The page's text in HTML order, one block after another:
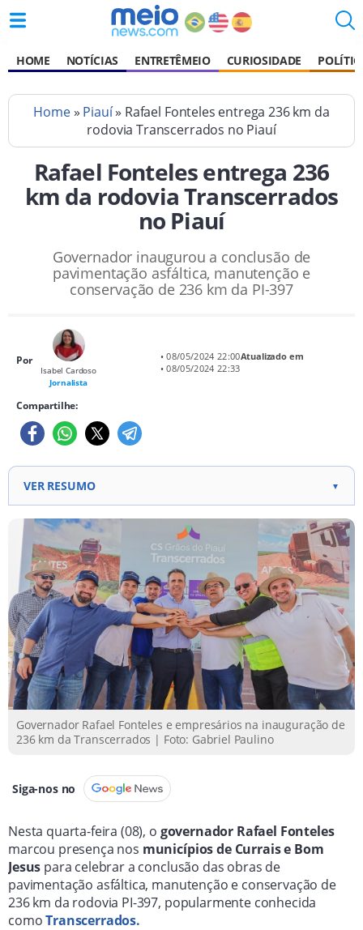
HOME NOTÍCIAS ENTRETÊMEIO CURIOSIDADE
Home» Piauí» Rafael Fonteles entrega 236 km da
rodovia Transcerrados no Piauí
Rafael Fonteles entrega 236
km da rodovia Transcerrados
no Piauí
Governador inaugurou a conclusão de
pavimentação asfáltica, manutenção e
conservação de 236 km da PI-397
Por
Isabel Cardoso
Jornalista
• 08/05/2024 22:00Atualizado em
• 08/05/2024 22:33
Compartilhe:
VER RESUMO ▼
Governador inaugura 236 km da Transcerrados
Obra passa por sete municípios Foram investidos
total de R$ 650.049.692,73,
Governador Rafael Fonteles e empresários na inauguração de
236 km da Transcerrados | Foto: Gabriel Paulino
Siga-nos no
Nesta quarta-feira (08), o governador Rafael Fonteles
marcou presença nos municípios de Currais e Bom
Jesus para celebrar a conclusão das obras de
pavimentação asfáltica, manutenção e conservação de
236 km da rodovia PI-397, popularmente conhecida
comoTranscerrados.